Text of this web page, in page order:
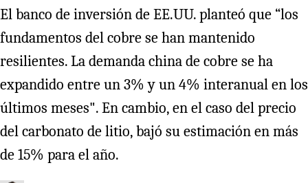
El banco de inversión de EE.UU. planteó que “los
fundamentos del cobre se han mantenido
resilientes. La demanda china de cobre se ha
expandido entre un 3% y un 4% interanual en los
últimos meses". En cambio, en el caso del precio
del carbonato de litio, bajó su estimación en más
de 15% para el año.